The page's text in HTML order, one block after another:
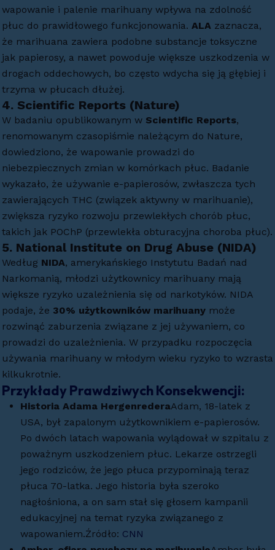
wapowanie i palenie marihuany wpływa na zdolność
płuc do prawidłowego funkcjonowania. ALA zaznacza,
że marihuana zawiera podobne substancje toksyczne
jak papierosy, a nawet powoduje większe uszkodzenia w
drogach oddechowych, bo często wdycha się ją głębiej i
trzyma w płucach dłużej.
4. Scientific Reports (Nature)
W badaniu opublikowanym w Scientific Reports,
renomowanym czasopiśmie należącym do Nature,
dowiedziono, że wapowanie prowadzi do
niebezpiecznych zmian w komórkach płuc. Badanie
wykazało, że używanie e-papierosów, zwłaszcza tych
zawierających THC (związek aktywny w marihuanie),
zwiększa ryzyko rozwoju przewlekłych chorób płuc,
takich jak POChP (przewlekła obturacyjna choroba płuc).
5. National Institute on Drug Abuse (NIDA)
Według NIDA, amerykańskiego Instytutu Badań nad
Narkomanią, młodzi użytkownicy marihuany mają
większe ryzyko uzależnienia się od narkotyków. NIDA
podaje, że 30% użytkowników marihuany może
rozwinąć zaburzenia związane z jej używaniem, co
prowadzi do uzależnienia. W przypadku rozpoczęcia
używania marihuany w młodym wieku ryzyko to wzrasta
kilkukrotnie.
Przykłady Prawdziwych Konsekwencji:
Historia Adama HergenrederaAdam, 18-latek z
USA, był zapalonym użytkownikiem e-papierosów.
Po dwóch latach wapowania wylądował w szpitalu z
poważnym uszkodzeniem płuc. Lekarze ostrzegli
jego rodziców, że jego płuca przypominają teraz
płuca 70-latka. Jego historia była szeroko
nagłośniona, a on sam stał się głosem kampanii
edukacyjnej na temat ryzyka związanego z
wapowaniem.Źródło: CNN